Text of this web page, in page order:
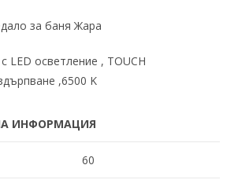
за баня Жара
LED осветление , TOUCH
,6500 K
60
ИНФОРМАЦИЯ